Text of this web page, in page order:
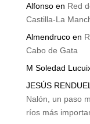
Alfonsoen Red
Castilla-La
Almendrucoen
Cabo de Gata
M Soledad
JESÚS
Nalón, un paso
ríos más